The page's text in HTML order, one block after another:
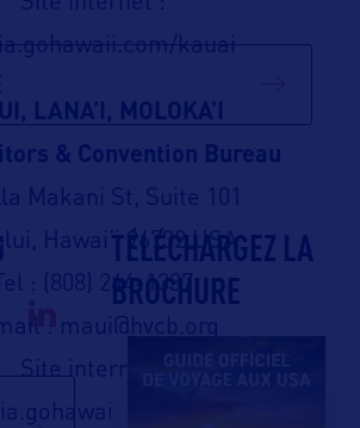
kauai
LANA’I, MOLOKA’I
& Convention Bureau
Makani St, Suite 101
Hawai’i 96732 USA
Tel : (808) 244-1337
: maui@hvcb.org
Site internet :
maui
TÉLÉCHARGEZ LA
BROCHURE